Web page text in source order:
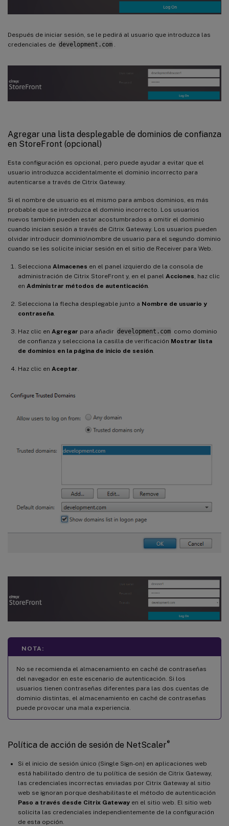
Después de iniciar sesión, se le pedirá al usuario que introduzca las
credenciales de development.com .
Agregar una lista desplegable de dominios de confianza
en StoreFront (opcional)
Esta configuración es opcional, pero puede ayudar a evitar que el
usuario introduzca accidentalmente el dominio incorrecto para
autenticarse a través de Citrix Gateway.
Si el nombre de usuario es el mismo para ambos dominios, es más
probable que se introduzca el dominio incorrecto. Los usuarios
nuevos también pueden estar acostumbrados a omitir el dominio
cuando inician sesión a través de Citrix Gateway. Los usuarios pueden
olvidar introducir dominio\nombre de usuario para el segundo dominio
cuando se les solicite iniciar sesión en el sitio de Receiver para Web.
Selecciona Almacenes en el panel izquierdo de la consola de
administración de Citrix StoreFront y, en el panel Acciones, haz clic
en Administrar métodos de autenticación.
Selecciona la flecha desplegable junto a Nombre de usuario y
contraseña.
Haz clic en Agregar para añadir development.com como dominio
de confianza y selecciona la casilla de verificación Mostrar lista
de dominios en la página de inicio de sesión.
Haz clic en Aceptar.
NOTA:
No se recomienda el almacenamiento en caché de contraseñas
del navegador en este escenario de autenticación. Si los
usuarios tienen contraseñas diferentes para las dos cuentas de
dominio distintas, el almacenamiento en caché de contraseñas
puede provocar una mala experiencia.
Política de acción de sesión de NetScaler®
Si el inicio de sesión único (Single Sign-on) en aplicaciones web
está habilitado dentro de tu política de sesión de Citrix Gateway,
las credenciales incorrectas enviadas por Citrix Gateway al sitio
web se ignoran porque deshabilitaste el método de autenticación
Paso a través desde Citrix Gateway en el sitio web. El sitio web
solicita las credenciales independientemente de la configuración
de esta opción.